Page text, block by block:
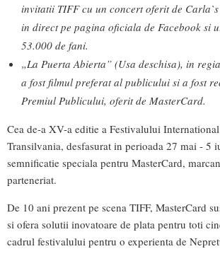
invitatii TIFF cu un concert oferit de
in direct pe pagina oficiala de Facebook si
53.000 de fani.
„La Puerta Abierta” (Usa deschisa), in
a fost filmul preferat al publicului si a fost
Premiul Publicului, oferit de MasterCard.
Cea de-a XV-a editie a Festivalului
Transilvania, desfasurat in perioada 27 mai - 5
semnificatie speciala pentru MasterCard,
parteneriat.
De 10 ani prezent pe scena TIFF, MasterCard
si ofera solutii inovatoare de plata pentru toti
cadrul festivalului pentru o experienta de